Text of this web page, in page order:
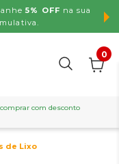
5% OFF na sua
0
com desconto
de Lixo